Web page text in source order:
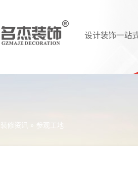
设计装饰一站
装修资讯 » 参观工地